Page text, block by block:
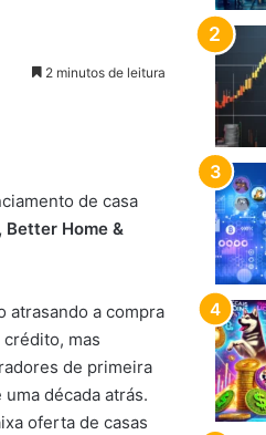
2 minutos de leitura
de casa
Better Home &
atrasando a compra
mas
de primeira
uma década atrás.
oferta de casas